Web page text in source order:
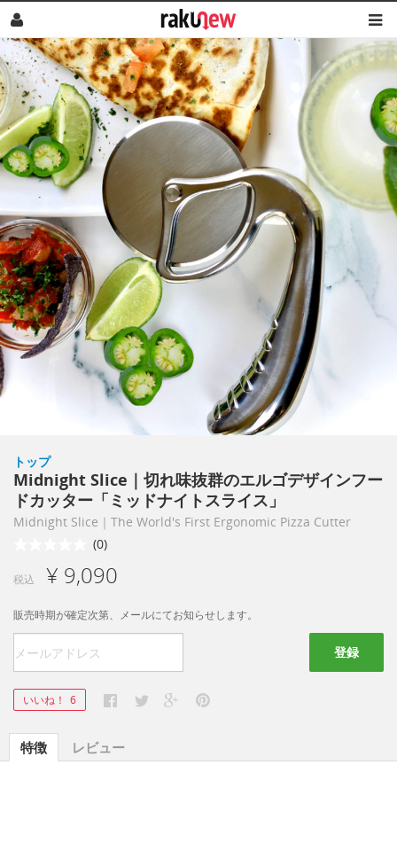
トップ
Midnight Slice｜切れ味抜群のエルゴデザインフー
ドカッター「ミッドナイトスライス」
Midnight Slice｜The World's First Ergonomic Pizza Cutter
(0)
税込 ¥ 9,090
販売時期が確定次第、メールにてお知らせします。
登録
いいね！ 6
特徴 レビュー